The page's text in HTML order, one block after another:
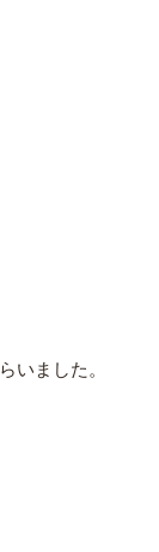
いました。